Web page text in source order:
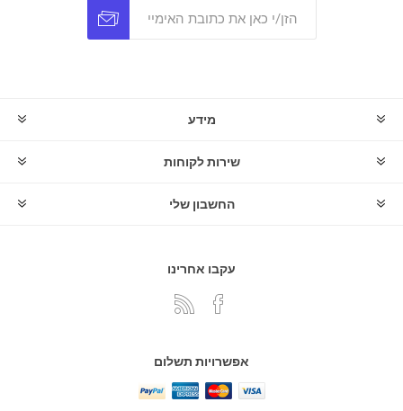
מידע
שירות לקוחות
החשבון שלי
עקבו אחרינו
אפשרויות תשלום